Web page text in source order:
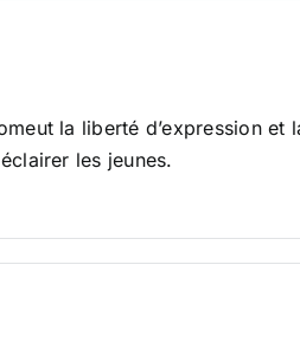
la liberté d’expression et
les jeunes.